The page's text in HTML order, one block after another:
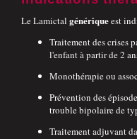
Le Lamictal génériqueest
Traitement des crises
l'enfant à partir de 2
Monothérapie ou
Prévention des
trouble bipolaire de
Traitement adjuvant